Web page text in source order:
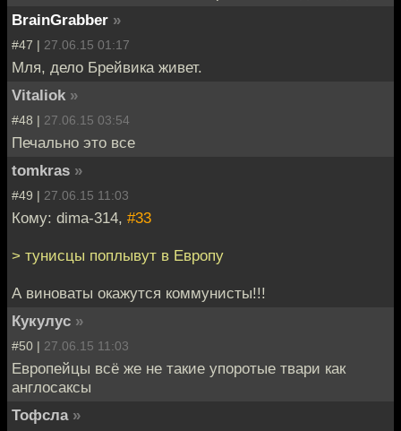
BrainGrabber »
#47 | 27.06.15 01:17
Мля, дело Брейвика живет.
Vitaliok »
#48 | 27.06.15 03:54
Печально это все
tomkras »
#49 | 27.06.15 11:03
Кому: dima-314, #33
> тунисцы поплывут в Европу
А виноваты окажутся коммунисты!!!
Кукулус »
#50 | 27.06.15 11:03
Европейцы всё же не такие упоротые твари как
англосаксы
Тофсла »